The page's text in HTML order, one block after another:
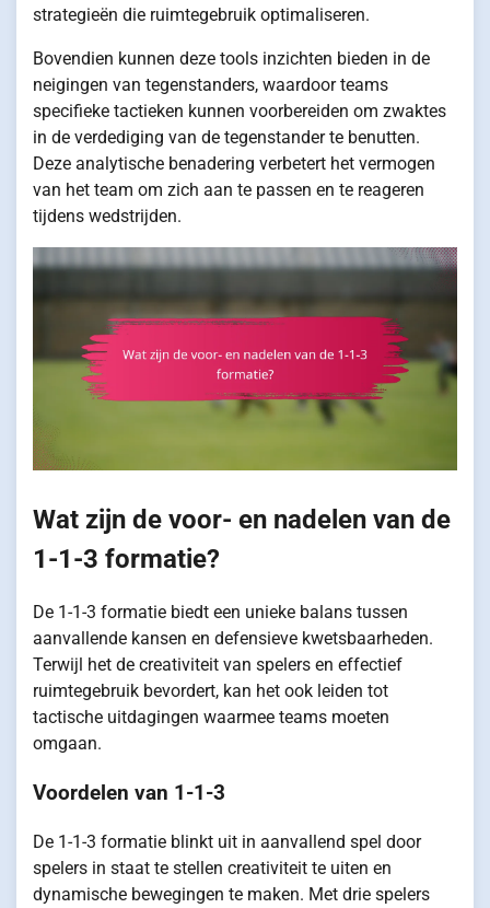
strategieën die ruimtegebruik optimaliseren.
Bovendien kunnen deze tools inzichten bieden in de
neigingen van tegenstanders, waardoor teams
specifieke tactieken kunnen voorbereiden om zwaktes
in de verdediging van de tegenstander te benutten.
Deze analytische benadering verbetert het vermogen
van het team om zich aan te passen en te reageren
tijdens wedstrijden.
Wat zijn de voor- en nadelen van de
1-1-3 formatie?
De 1-1-3 formatie biedt een unieke balans tussen
aanvallende kansen en defensieve kwetsbaarheden.
Terwijl het de creativiteit van spelers en effectief
ruimtegebruik bevordert, kan het ook leiden tot
tactische uitdagingen waarmee teams moeten
omgaan.
Voordelen van 1-1-3
De 1-1-3 formatie blinkt uit in aanvallend spel door
spelers in staat te stellen creativiteit te uiten en
dynamische bewegingen te maken. Met drie spelers